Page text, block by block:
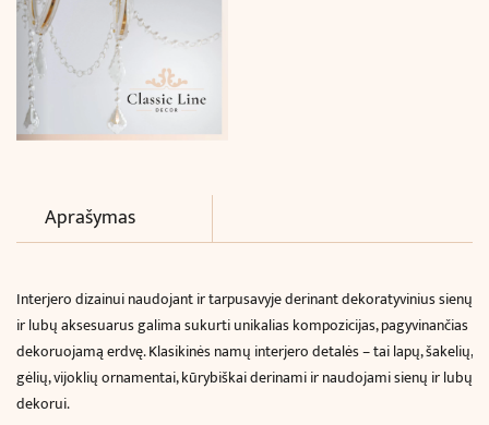
Aprašymas
Interjero dizainui naudojant ir tarpusavyje derinant dekoratyvinius sienų
ir lubų aksesuarus galima sukurti unikalias kompozicijas, pagyvinančias
dekoruojamą erdvę. Klasikinės namų interjero detalės – tai lapų, šakelių,
gėlių, vijoklių ornamentai, kūrybiškai derinami ir naudojami sienų ir lubų
dekorui.